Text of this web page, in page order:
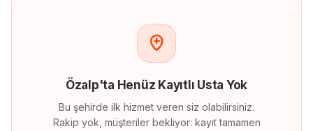
Özalp'ta Henüz Kayıtlı Usta Yok
Bu şehirde ilk hizmet veren siz olabilirsiniz.
Rakip yok, müşteriler bekliyor: kayıt tamamen